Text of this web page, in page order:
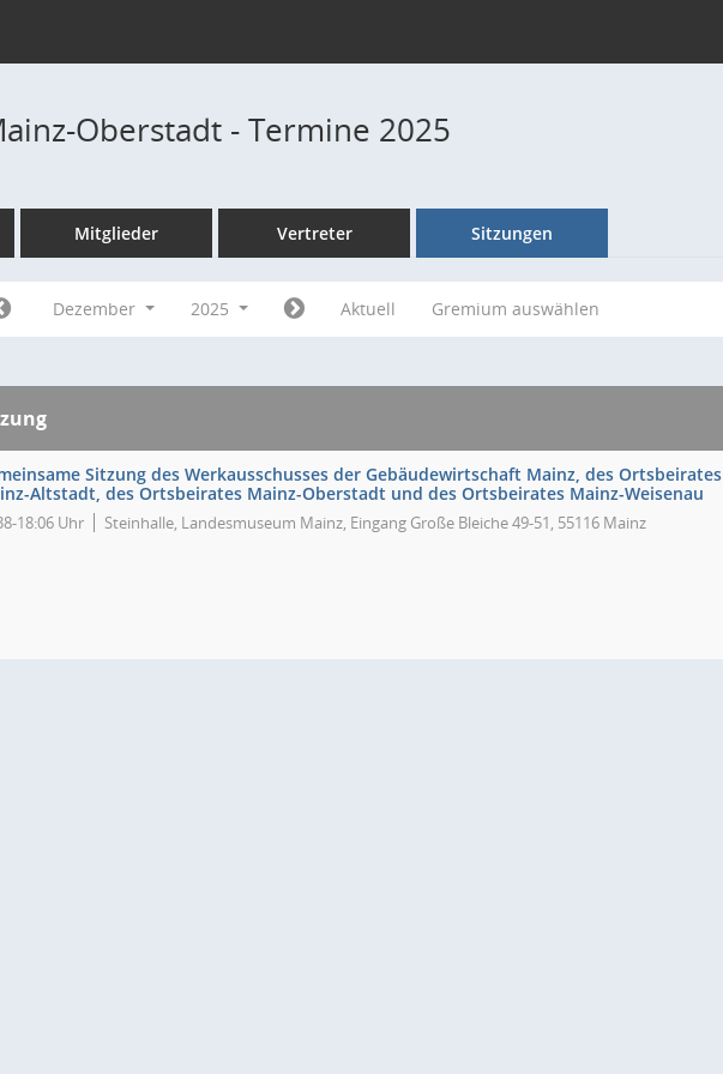
Oberstadt - Termine 2025
Mitglieder Vertreter Sitzungen
Dezember 2025 Aktuell Gremium auswählen
Sitzung des Werkausschusses der Gebäudewirtschaft Mainz, des Ortsbeirates
Altstadt, des Ortsbeirates Mainz-Oberstadt und des Ortsbeirates Mainz-Weisenau
18:06 Uhr Steinhalle, Landesmuseum Mainz, Eingang Große Bleiche 49-51, 55116 Mainz